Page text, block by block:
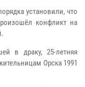
установили, что
конфликт на
в драку, 25-летняя
Орска 1991